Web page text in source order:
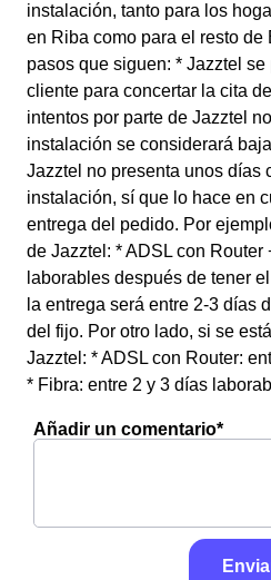
instalación, tanto para los
en Riba como para el resto de
pasos que siguen: * Jazztel se
cliente para concertar la cita
intentos por parte de Jazztel
instalación se considerará
Jazztel no presenta unos días
instalación, sí que lo hace en
entrega del pedido. Por
de Jazztel: * ADSL con Router
laborables después de tener
la entrega será entre 2-3 días
del fijo. Por otro lado, si se
Jazztel: * ADSL con Router:
* Fibra: entre 2 y 3 días
Añadir un comentario*